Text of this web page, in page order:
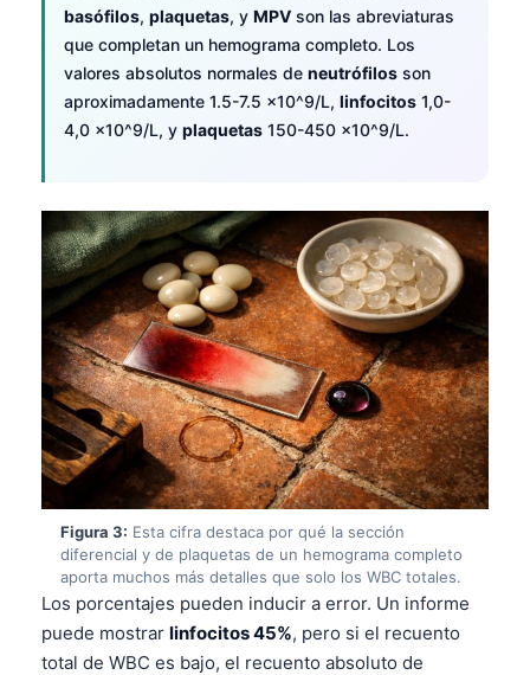
basófilos, plaquetas, y MPV son las abreviaturas
que completan un hemograma completo. Los
valores absolutos normales de neutrófilos son
aproximadamente 1.5-7.5 x10^9/L, linfocitos 1,0-
4,0 x10^9/L, y plaquetas 150-450 x10^9/L.
Figura 3: Esta cifra destaca por qué la sección
diferencial y de plaquetas de un hemograma completo
aporta muchos más detalles que solo los WBC totales.
Los porcentajes pueden inducir a error. Un informe
puede mostrar linfocitos 45%, pero si el recuento
total de WBC es bajo, el recuento absoluto de